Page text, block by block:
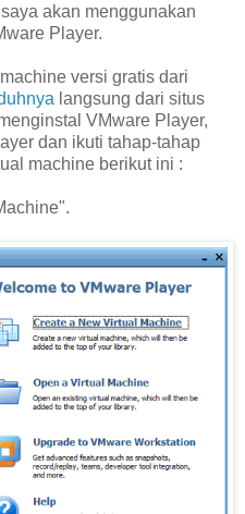
akan menggunakan
Player.
versi gratis dari
langsung dari situs
VMware Player,
dan ikuti tahap-tahap
machine berikut ini :